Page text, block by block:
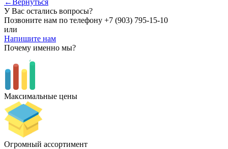
У Вас остались вопросы?
Позвоните нам по телефону +7 (903) 795-15-10
или
Напишите нам
Почему именно мы?
Максимальные цены
Огромный ассортимент